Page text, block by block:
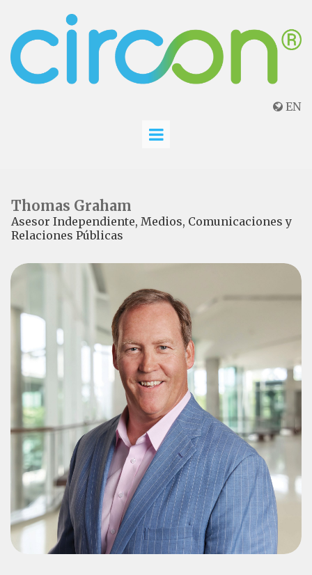
 EN
Thomas Graham
Asesor Independiente, Medios, Comunicaciones y
Relaciones Públicas